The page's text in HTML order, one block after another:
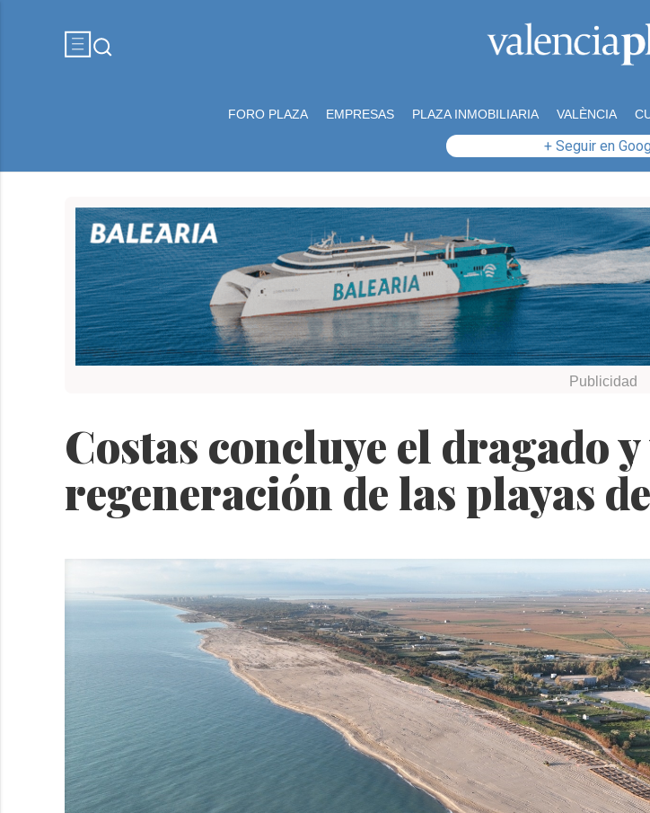
FORO PLAZA EMPRESAS PLAZA INMOBILIARIA VALÈNCIA
+ Seguir en
Costas concluye el dragado
regeneración de las playas